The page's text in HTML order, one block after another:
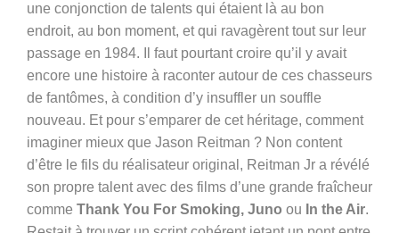
une conjonction de talents qui étaient là au bon
endroit, au bon moment, et qui ravagèrent tout sur leur
passage en 1984. Il faut pourtant croire qu’il y avait
encore une histoire à raconter autour de ces chasseurs
de fantômes, à condition d’y insuffler un souffle
nouveau. Et pour s’emparer de cet héritage, comment
imaginer mieux que Jason Reitman ? Non content
d’être le fils du réalisateur original, Reitman Jr a révélé
son propre talent avec des films d’une grande fraîcheur
comme Thank You For Smoking, Juno ou In the Air.